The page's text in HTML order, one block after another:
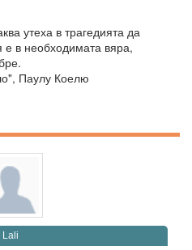
утеха в трагедията да
е в необходимата вяра,
Паулу Коелю
Lali